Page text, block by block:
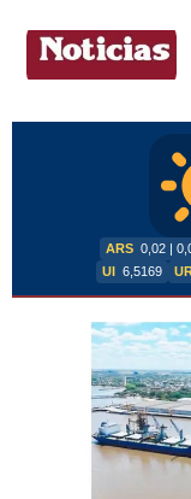
ARS 0,02 |
UI 6,5169